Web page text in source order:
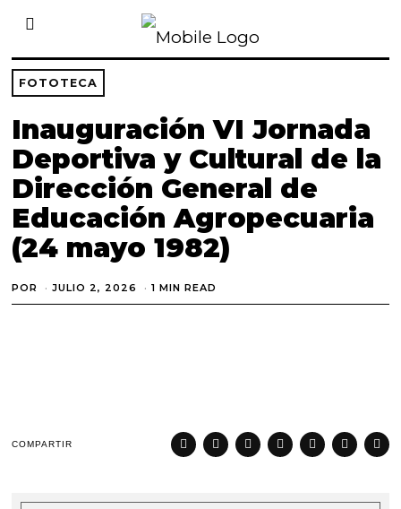
FOTOTECA
Inauguración VI Jornada
Deportiva y Cultural de la
Dirección General de
Educación Agropecuaria
(24 mayo 1982)
POR JULIO 2, 2026 1 MIN READ
COMPARTIR